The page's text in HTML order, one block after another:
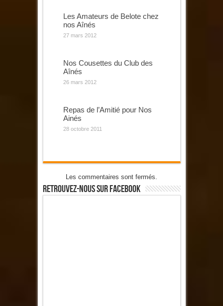
Les Amateurs de Belote chez
nos Aînés
27 mars 2012
Nos Cousettes du Club des
Aînés
26 mars 2012
Repas de l’Amitié pour Nos
Ainés
28 octobre 2011
Les commentaires sont fermés.
Retrouvez-Nous Sur Facebook